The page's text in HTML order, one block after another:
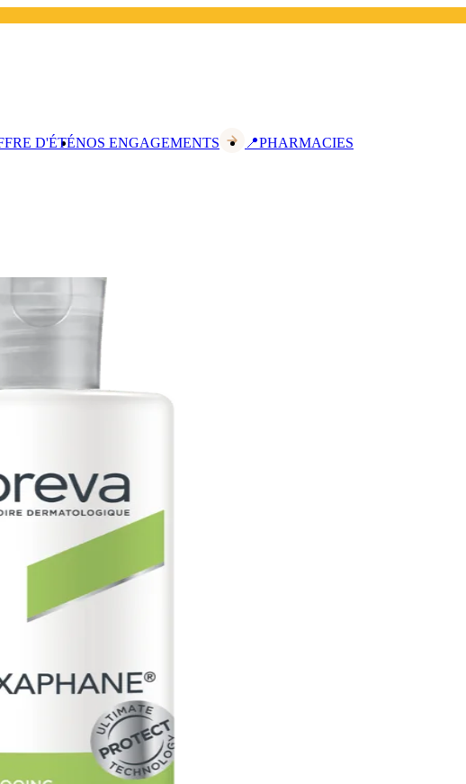
D'ÉTÉNOS ENGAGEMENTS 📍PHARMACIES